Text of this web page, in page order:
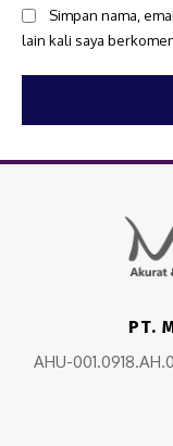
Simpan nama,
lain kali saya
PT.
AHU-